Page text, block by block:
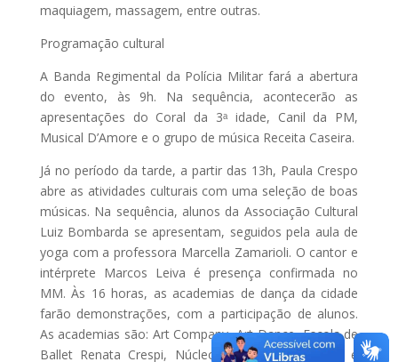
maquiagem, massagem, entre outras.
Programação cultural
A Banda Regimental da Polícia Militar fará a abertura
do evento, às 9h. Na sequência, acontecerão as
apresentações do Coral da 3ᵃ idade, Canil da PM,
Musical D’Amore e o grupo de música Receita Caseira.
Já no período da tarde, a partir das 13h, Paula Crespo
abre as atividades culturais com uma seleção de boas
músicas. Na sequência, alunos da Associação Cultural
Luiz Bombarda se apresentam, seguidos pela aula de
yoga com a professora Marcella Zamarioli. O cantor e
intérprete Marcos Leiva é presença confirmada no
MM. Às 16 horas, as academias de dança da cidade
farão demonstrações, com a participação de alunos.
As academias são: Art Company, Art Dance, Escola de
Ballet Renata Crespi, Núcleo de Artes Integradas e